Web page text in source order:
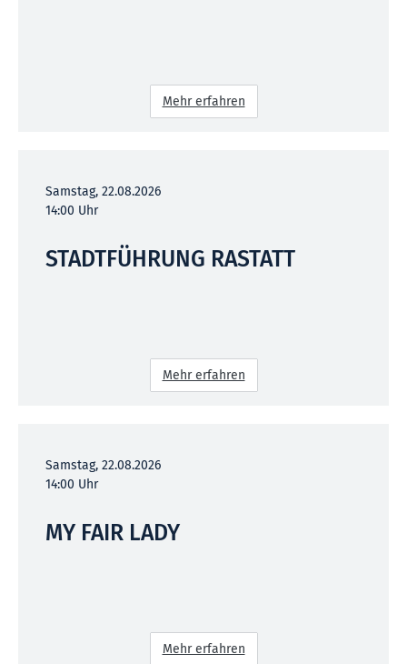
Mehr erfahren
Samstag, 22.08.2026
14:00 Uhr
STADTFÜHRUNG RASTATT
Mehr erfahren
Samstag, 22.08.2026
14:00 Uhr
MY FAIR LADY
Mehr erfahren